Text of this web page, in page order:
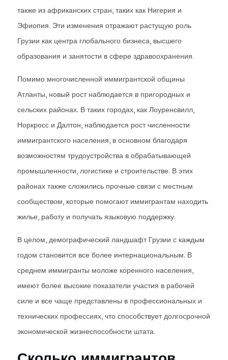
также из африканских стран, таких как Нигерия и
Эфиопия. Эти изменения отражают растущую роль
Грузии как центра глобального бизнеса, высшего
образования и занятости в сфере здравоохранения.
Помимо многочисленной иммигрантской общины
Атланты, новый рост наблюдается в пригородных и
сельских районах. В таких городах, как Лоуренсвилл,
Норкросс и Далтон, наблюдается рост численности
иммигрантского населения, в основном благодаря
возможностям трудоустройства в обрабатывающей
промышленности, логистике и строительстве. В этих
районах также сложились прочные связи с местным
сообществом, которые помогают иммигрантам находить
жилье, работу и получать языковую поддержку.
В целом, демографический ландшафт Грузии с каждым
годом становится все более интернациональным. В
среднем иммигранты моложе коренного населения,
имеют более высокие показатели участия в рабочей
силе и все чаще представлены в профессиональных и
технических профессиях, что способствует долгосрочной
экономической жизнеспособности штата.